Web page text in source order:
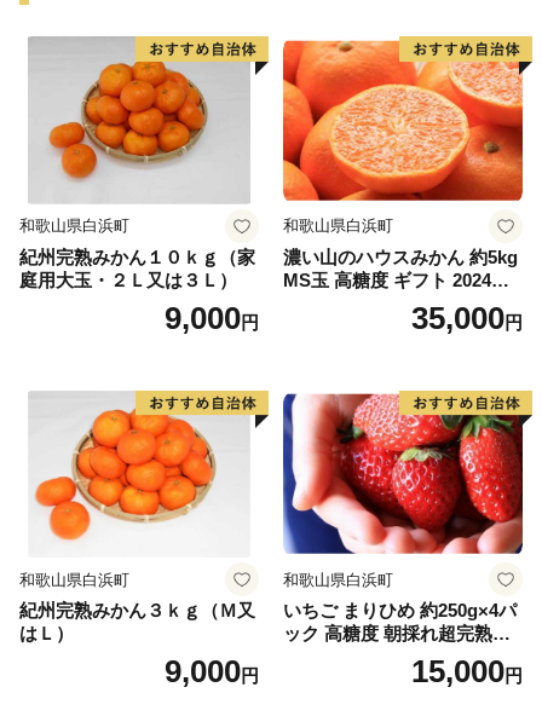
和歌山県白浜町
紀州完熟みかん１０ｋｇ（家
庭用大玉・２Ｌ又は３Ｌ）
9,000円
和歌山県白浜町
濃い山のハウスみかん 約5kg
MS玉 高糖度 ギフト 2024年7
35,000円
和歌山県白浜町
紀州完熟みかん３ｋｇ（Ｍ又
はＬ）
9,000円
和歌山県白浜町
いちご まりひめ 約250g×4パ
ック 高糖度 朝採れ超完熟ま
りひめ 1月以降発送分15,000円